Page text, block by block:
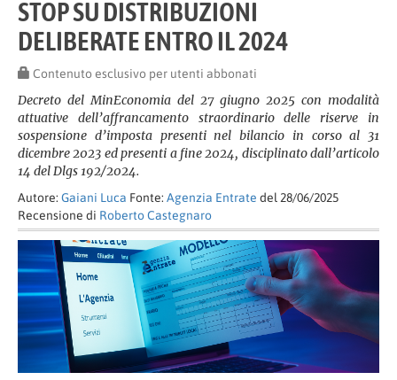
STOP SU DISTRIBUZIONI
DELIBERATE ENTRO IL 2024
Contenuto esclusivo per utenti abbonati
Decreto del MinEconomia del 27 giugno 2025 con modalità
attuative dell’affrancamento straordinario delle riserve in
sospensione d’imposta presenti nel bilancio in corso al 31
dicembre 2023 ed presenti a fine 2024, disciplinato dall’articolo
14 del Dlgs 192/2024.
Autore: Gaiani Luca Fonte: Agenzia Entrate del 28/06/2025
Recensione di Roberto Castegnaro